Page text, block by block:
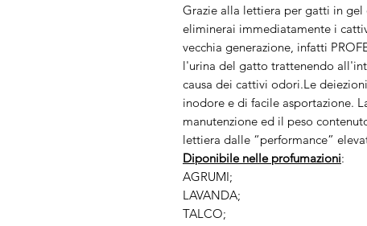
Grazie alla lettiera per gatti in gel
eliminerai immediatamente i
vecchia generazione, infatti
l'urina del gatto trattenendo
causa dei cattivi odori.Le
inodore e di facile asportazione.
manutenzione ed il peso
lettiera dalle “performance”
Diponibile nelle profumazioni:
AGRUMI;
LAVANDA;
TALCO;